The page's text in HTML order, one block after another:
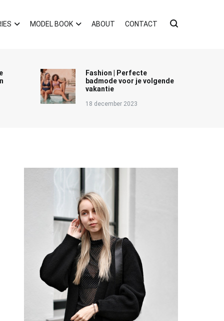
MODEL BOOK ABOUT CONTACT
Fashion | Perfecte
badmode voor je volgende
vakantie
18 december 2023